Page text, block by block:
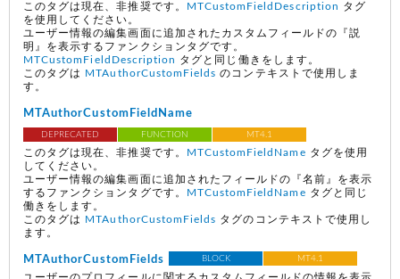
このタグは現在、非推奨です。 MTCustomFieldDescription タグ
を使用してください。
ユーザー情報の編集画面に追加されたカスタムフィールドの『説
明』を表示するファンクションタグです。
MTCustomFieldDescription タグと同じ働きをします。
このタグは
MTAuthorCustomFields のコンテキストで使用しま
す。
MTAuthorCustomFieldName
DEPRECATED FUNCTION MT4.1
このタグは現在、非推奨です。 MTCustomFieldName タグを使用
してください。
ユーザー情報の編集画面に追加されたフィールドの『名前』を表示
するファンクションタグです。
MTCustomFieldName タグと同じ
働きをします。
このタグは
MTAuthorCustomFields タグのコンテキストで使用し
ます。
MTAuthorCustomFields BLOCK MT4.1